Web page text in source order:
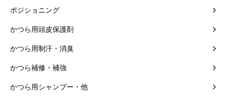
ポジショニング
かつら用頭皮保護剤
かつら用制汗・消臭
かつら補修・補強
かつら用シャンプー・他